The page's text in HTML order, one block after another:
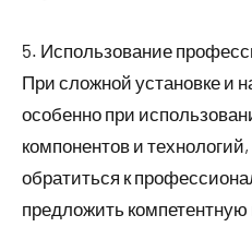
5. Использование
При сложной установке и
особенно при
компонентов и
обратиться к
предложить